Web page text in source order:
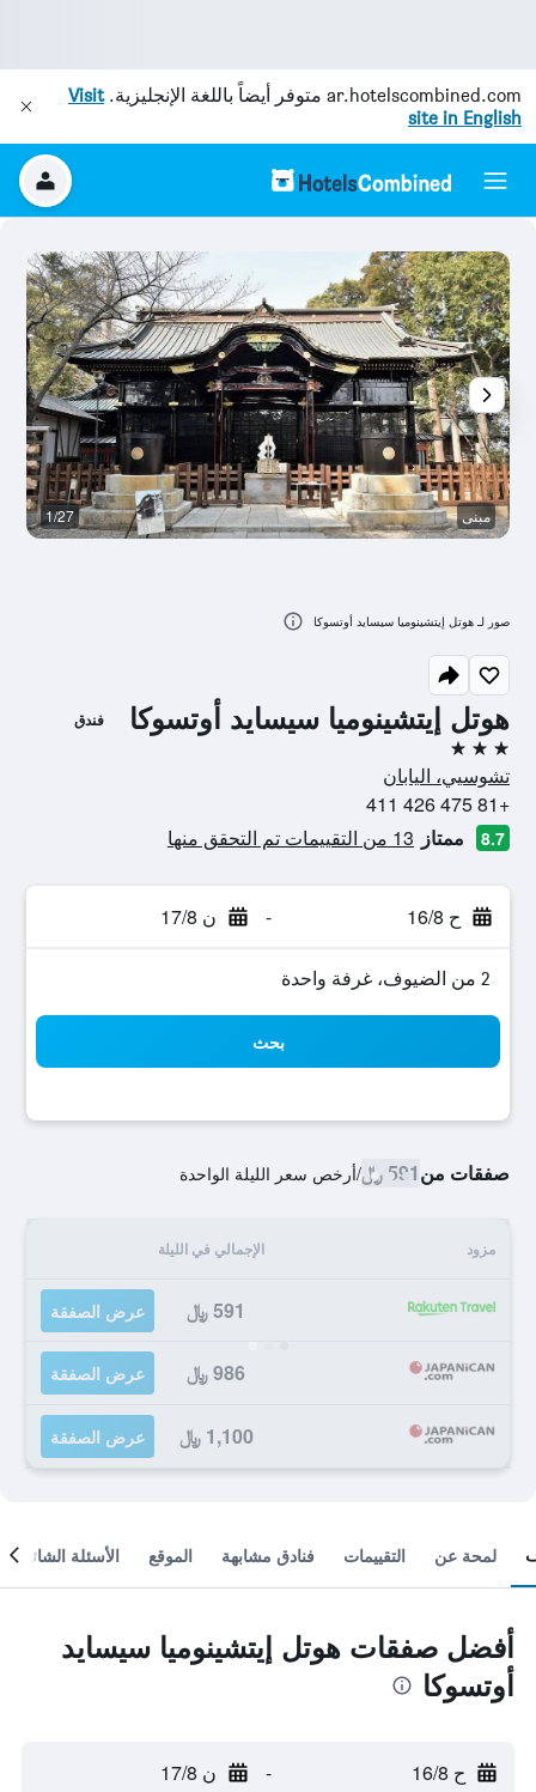
ar.hotelscombined.com متوفر أيضاً باللغة الإنجليزية.Visit
site in English
هوتل إيتشينوميا سيسايد أوتسوكا فندق
3 نجوم
تشوسيي، اليابان
+81 475 426 411
8.7 ممتاز 13 من التقييمات تم التحقق منها
ح 16/8 - ن 17/8
2 من الضيوف، غرفة واحدة
بحث
صفقات من591 ﷼ /أرخص سعر الليلة الواحدة
مزود الإجمالي في الليلة
591 ﷼ عرض الصفقة
986 ﷼ عرض الصفقة
1,100 ﷼ عرض الصفقة
مبنى 1/27
صور لـ هوتل إيتشينوميا سيسايد أوتسوكا
لمحة عن التقييمات فنادق مشابهة الموقع الأسئلة الشائعة
أفضل صفقات هوتل إيتشينوميا سيسايد
أوتسوكا
ح 16/8 - ن 17/8